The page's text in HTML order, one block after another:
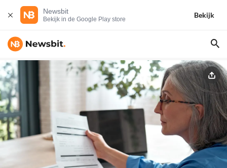
Newsbit
Bekijk in de Google Play store
Bekijk